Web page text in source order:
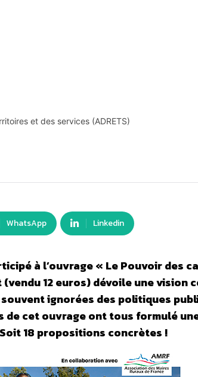
et des services (ADRETS)
WhatsApp Linkedin
à l’ouvrage « Le Pouvoir des
12 euros) dévoile une vision
ignorées des politiques
de cet ouvrage ont tous formulé
18 propositions concrètes !